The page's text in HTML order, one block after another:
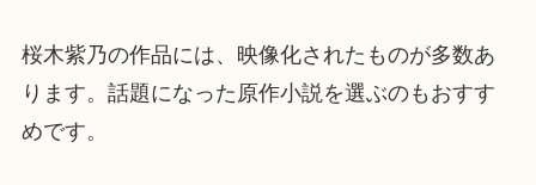
桜木紫乃の作品には、映像化されたものが多数あ
ります。話題になった原作小説を選ぶのもおすす
めです。